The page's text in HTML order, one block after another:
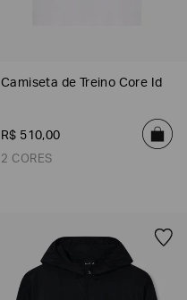
Camiseta de Treino Core Id
R$ 510,00
2 CORES